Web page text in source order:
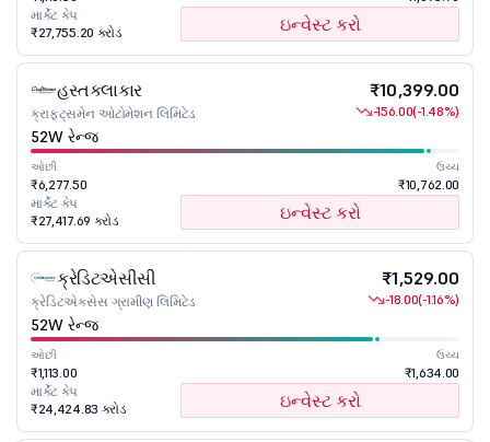
માર્કેટ કેપ
₹27,755.20 કરોડ
ઇન્વેસ્ટ કરો
હસ્તકલાકાર
ક્રાફ્ટ્સમેન ઓટોમેશન લિમિટેડ
₹10,399.00
-156.00(-1.48%)
52W રેન્જ
ઓછી
₹6,277.50
ઉચ્ચ
₹10,762.00
માર્કેટ કેપ
₹27,417.69 કરોડ
ઇન્વેસ્ટ કરો
ક્રેડિટએસીસી
ક્રેડિટએક્સેસ ગ્રામીણ લિમિટેડ
₹1,529.00
-18.00(-1.16%)
52W રેન્જ
ઓછી
₹1,113.00
ઉચ્ચ
₹1,634.00
માર્કેટ કેપ
₹24,424.83 કરોડ
ઇન્વેસ્ટ કરો